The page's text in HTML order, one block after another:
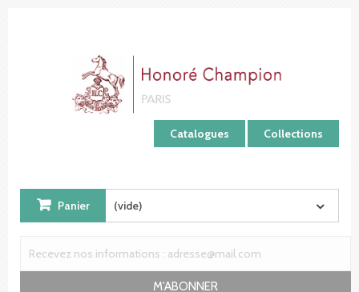
Catalogues Collections
Panier (vide)
M'ABONNER